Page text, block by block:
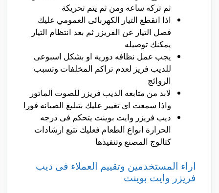
ثم تركه ساعه ومن ثم يتم تحريكة
اذا انقطع التيار الكهربائى العمومي عليك
فصل التيار عن الفريزر ثم بعد انتظام التيار
يمكنك توصيله
يجب عمل نظافه دورية او بشكل اسبوعى
للديب فريز لعدم تراكم المخلفات وتسبب
الروائج
لابد من متابعه الديب فريزر للصوت الماتور
واذا سمعت اى تغيير عليك بتبليغ الصيانه فورا
ديب فريزر وايت بوينت يتحكم فى درجه
الحرارة انواع الطعام فعليك تتبع ارشادات
كتالوج المصنع وتنفيذها
اراء المستخدمين وتقييم العملاء فى ديب
فريزر وايت بوينت